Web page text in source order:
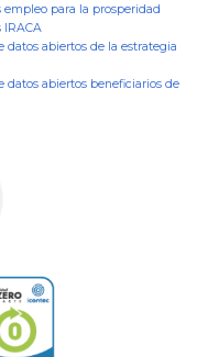
empleo para la prosperidad
IRACA
datos abiertos de la estrategia
datos abiertos beneficiarios de